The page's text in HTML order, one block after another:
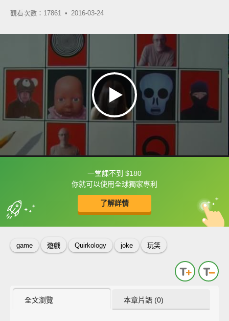
觀看次數：17861 • 2016-03-24
一堂課不到 $180
你就可以使用全球獨家專利
了解詳情
框選或點兩下字幕可以直接查字典喔！
收錄佳句 中
英
game 遊戲 Quirkology joke 玩笑
全文瀏覽 本章片語 (0)